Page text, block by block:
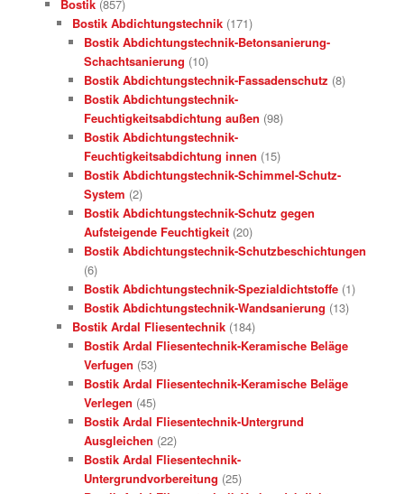
Bostik (857)
Bostik Abdichtungstechnik (171)
Bostik Abdichtungstechnik-Betonsanierung-
Schachtsanierung (10)
Bostik Abdichtungstechnik-Fassadenschutz (8)
Bostik Abdichtungstechnik-
Feuchtigkeitsabdichtung außen (98)
Bostik Abdichtungstechnik-
Feuchtigkeitsabdichtung innen (15)
Bostik Abdichtungstechnik-Schimmel-Schutz-
System (2)
Bostik Abdichtungstechnik-Schutz gegen
Aufsteigende Feuchtigkeit (20)
Bostik Abdichtungstechnik-Schutzbeschichtungen
(6)
Bostik Abdichtungstechnik-Spezialdichtstoffe (1)
Bostik Abdichtungstechnik-Wandsanierung (13)
Bostik Ardal Fliesentechnik (184)
Bostik Ardal Fliesentechnik-Keramische Beläge
Verfugen (53)
Bostik Ardal Fliesentechnik-Keramische Beläge
Verlegen (45)
Bostik Ardal Fliesentechnik-Untergrund
Ausgleichen (22)
Bostik Ardal Fliesentechnik-
Untergrundvorbereitung (25)